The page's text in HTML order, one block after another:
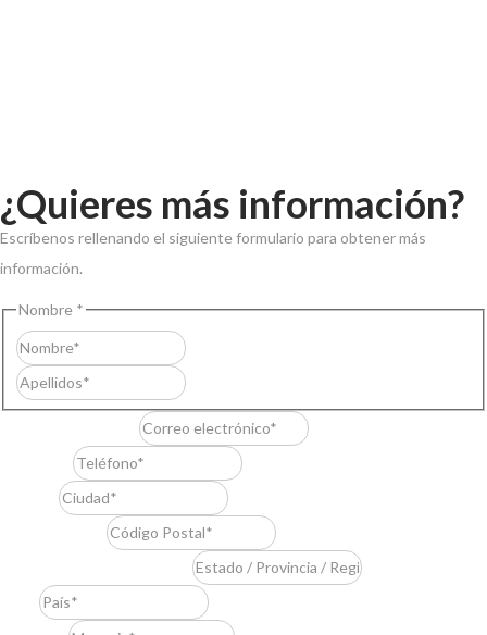
¿Quieres más información?
Escríbenos rellenando el siguiente formulario para obtener más
información.
Nombre *
Nombre
Apellidos